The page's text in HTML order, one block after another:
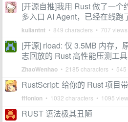
[开源自推]我用 Rust 做了一个
多入口 AI Agent，已经在线跑
kuliantnt • 849 characters • 707 views
[开源] rload: 仅 3.5MB 内存，
志回放的 Rust 高性能压测工具
ZhaoWenhao • 2185 characters • 545
RustScript: 给你的 Rust 项目
fffonion • 1032 characters • 1095
RUST 语法极其丑陋